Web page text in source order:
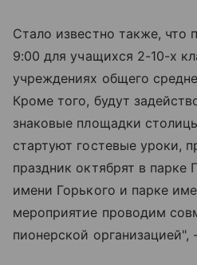
Стало известно также, что
9:00 для учащихся 2-10-х
учреждениях общего
Кроме того, будут
знаковые площадки
стартуют гостевые уроки,
праздник октябрят в
имени Горького и парке
мероприятие проводим
пионерской